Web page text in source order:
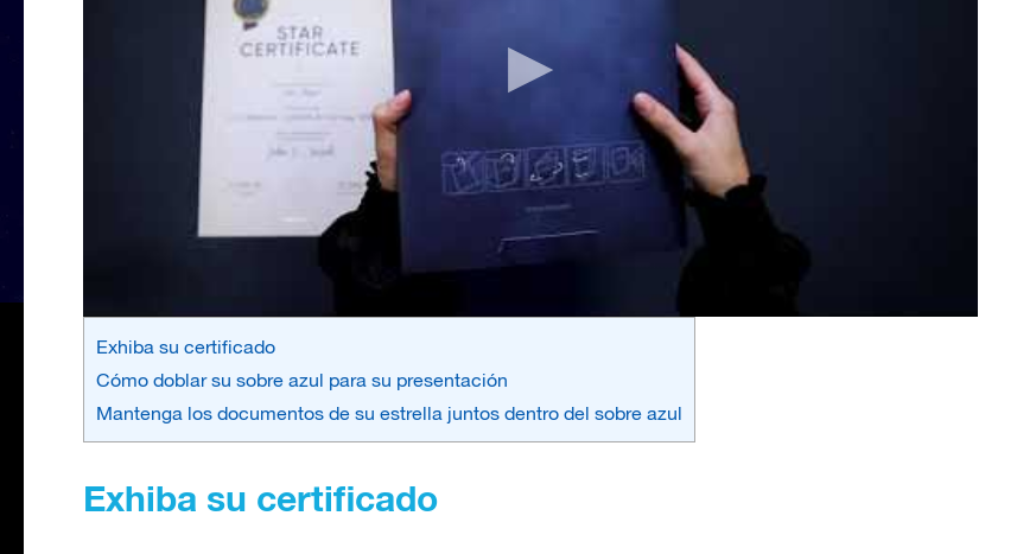
Exhiba su certificado
Cómo doblar su sobre azul para su presentación
Mantenga los documentos de su estrella juntos dentro del sobre azul
Exhiba su certificado